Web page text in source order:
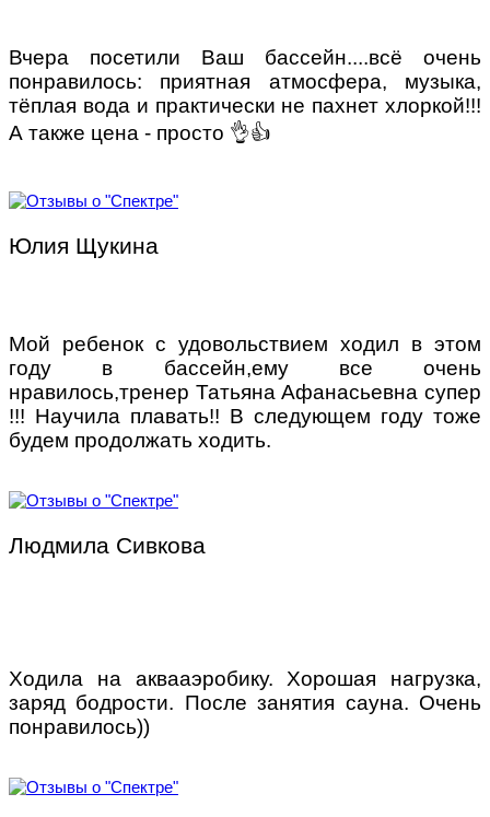
Вчера посетили Ваш бассейн....всё очень
понравилось: приятная атмосфера, музыка,
тёплая вода и практически не пахнет хлоркой!!!
А также цена - просто 👌👍
Юлия Щукина
Мой ребенок с удовольствием ходил в этом
году в бассейн,ему все очень
нравилось,тренер Татьяна Афанасьевна супер
!!! Научила плавать!! В следующем году тоже
будем продолжать ходить.
Людмила Сивкова
Ходила на аквааэробику. Хорошая нагрузка,
заряд бодрости. После занятия сауна. Очень
понравилось))